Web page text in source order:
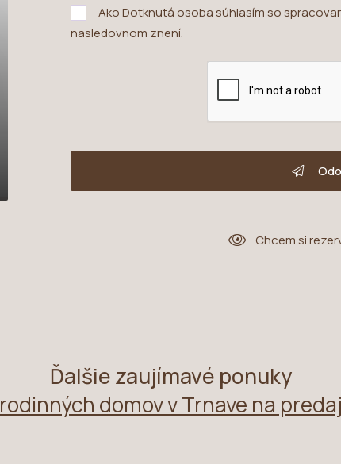
Ako Dotknutá osoba súhlasím so
nasledovnom znení.
Chcem si
Ďalšie zaujímavé ponuky
rodinných domov v Trnave na predaj